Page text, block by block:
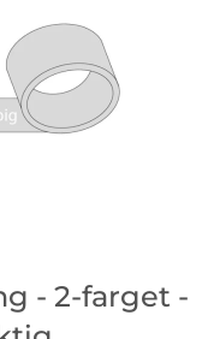
- 2-farget -